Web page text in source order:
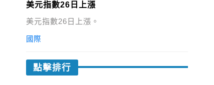
美元指數26日上漲
美元指數26日上漲。
國際
點擊排行